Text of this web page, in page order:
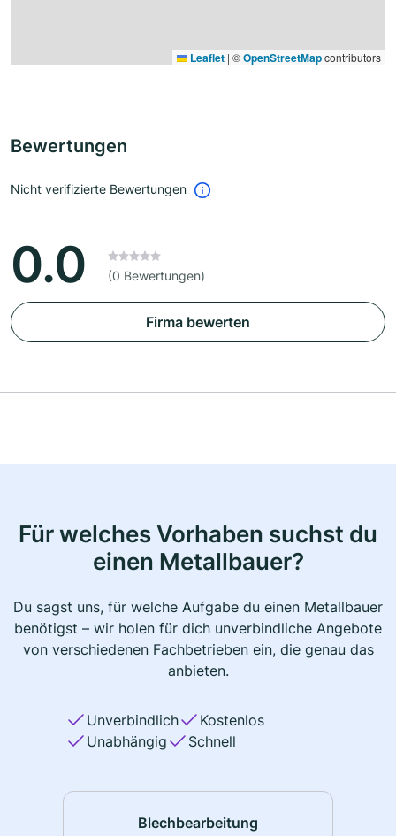
Leaflet | ©OpenStreetMapcontributors
Bewertungen
Nicht verifizierte Bewertungen
0.0 (0 Bewertungen)
Firma bewerten
Für welches Vorhaben suchst du
einen Metallbauer?
Du sagst uns, für welche Aufgabe du einen Metallbauer
benötigst – wir holen für dich unverbindliche Angebote
von verschiedenen Fachbetrieben ein, die genau das
anbieten.
Unverbindlich
Kostenlos
Unabhängig
Schnell
Blechbearbeitung